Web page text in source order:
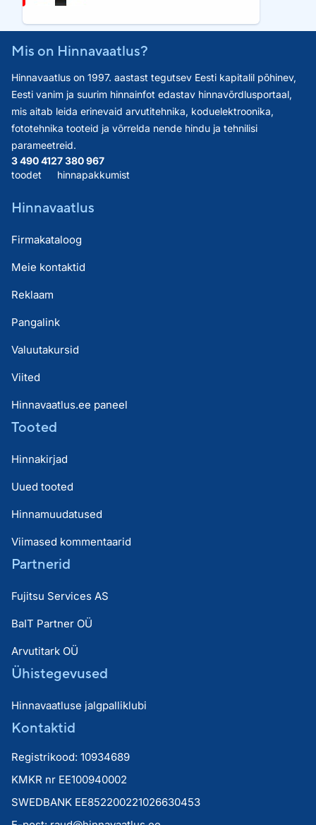
Mis on Hinnavaatlus?
Hinnavaatlus on 1997. aastast tegutsev Eesti kapitalil põhinev,
Eesti vanim ja suurim hinnainfot edastav hinnavõrdlusportaal,
mis aitab leida erinevaid arvutitehnika, koduelektroonika,
fototehnika tooteid ja võrrelda nende hindu ja tehnilisi
parameetreid.
3 490 412
toodet
7 380 967
hinnapakkumist
Hinnavaatlus
Firmakataloog
Meie kontaktid
Reklaam
Pangalink
Valuutakursid
Viited
Hinnavaatlus.ee paneel
Tooted
Hinnakirjad
Uued tooted
Hinnamuudatused
Viimased kommentaarid
Partnerid
Fujitsu Services AS
BaIT Partner OÜ
Arvutitark OÜ
Ühistegevused
Hinnavaatluse jalgpalliklubi
Kontaktid
Registrikood: 10934689
KMKR nr EE100940002
SWEDBANK EE852200221026630453